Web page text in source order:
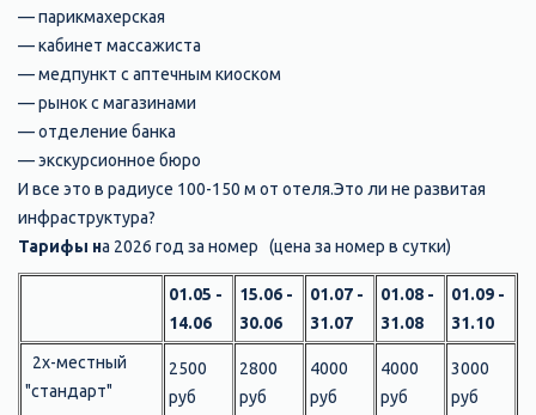
— парикмахерская
— кабинет массажиста
— медпункт с аптечным киоском
— рынок с магазинами
— отделение банка
— экскурсионное бюро
И все это в радиусе 100-150 м от отеля.Это ли не развитая
инфраструктура?
Тарифы на 2026 год за номер (цена за номер в сутки)
01.05 -
14.06
15.06 -
30.06
01.07 -
31.07
01.08 -
31.08
01.09 -
31.10
2х-местный
"стандарт"
2500
руб
2800
руб
4000
руб
4000
руб
3000
руб